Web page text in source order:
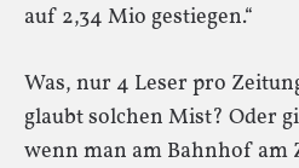
auf 2,34 Mio gestiegen.“
Was, nur 4 Leser pro
glaubt solchen Mist? Oder
wenn man am Bahnhof am